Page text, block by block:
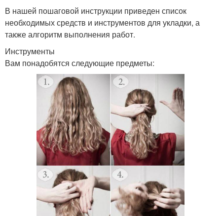
В нашей пошаговой инструкции приведен список
необходимых средств и инструментов для укладки, а
также алгоритм выполнения работ.
Инструменты
Вам понадобятся следующие предметы: